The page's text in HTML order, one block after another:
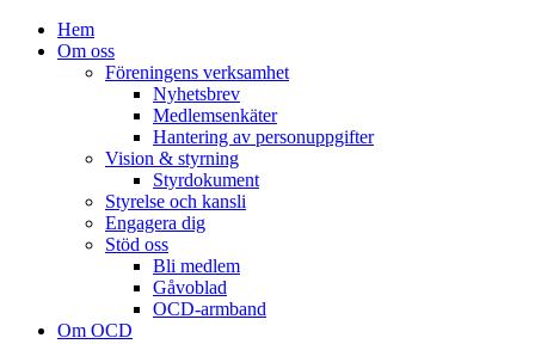
Hem
Om oss
Föreningens verksamhet
Nyhetsbrev
Medlemsenkäter
Hantering av personuppgifter
Vision & styrning
Styrdokument
Styrelse och kansli
Engagera dig
Stöd oss
Bli medlem
Gåvoblad
OCD-armband
Om OCD